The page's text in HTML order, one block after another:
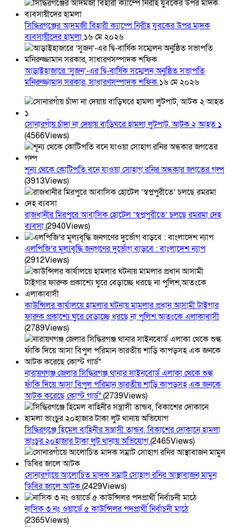
সিদ্ধিরগঞ্জের আদমজী বিহারী ক্যাম্পে নিরীহ যুবকের উপর মাদক
ব্যবসায়ীদের হামলা ১৬ মে ২০২৬
আড়াইহাজারে ‘সুজন’-এর দ্বি-বার্ষিক সম্মেলন অনুষ্ঠিত সভাপতি
মনিরুজ্জামান সরকার, সাধারণসম্পাদক শফিক ১৬ মে ২০২৬
সোনারগাঁয় চাঁদা না দেয়ায় বাড়িঘরে হামলা লুটপাট, আটক ২ আহত ১
(4566Views)
শূন্য থেকে কোটিপতি বনে যাওয়া সোহাগ রনির অন্ধকার জগতের গল্প
(3913Views)
রাজধানীর মিরপুরে আবাসিক হোটেল ‘স্বপ্নপুরীতে’ চলছে রমরমা দেহ
ব্যবসা(2940Views)
এলপিজি’র মূল্যবৃদ্ধি জনগণের দুর্ভোগ বাড়বে : বাংলাদেশ ন্যাপ
(2912Views)
কাউন্সিলর কার্যালয়ে হামলার ঘটনায় মামলার প্রধান আসামী টাইগার
ফারুক প্রকাশ্যে ঘুরে বেড়াচ্ছে ধরছে না পুলিশ,আতংকে এলাকাবাসী
(2789Views)
নারায়ণগঞ্জ জেলার সিদ্ধিরগঞ্জ থানার সাইনবোর্ড এলাকা থেকে শুল্ক
ফাঁকি দিয়ে আসা বিপুল পরিমান ভারতীয় শাড়ি কাপড়সহ এক জনকে
আটক করেছে কোস্ট গার্ড*(2739Views)
সিদ্ধিরগঞ্জে হিমেল বাহিনীর সন্ত্রাসী তান্ডব, বিকাশের দোকানে হামলা
ভাংচুর ২০হাজার টাকা লুট থানায় অভিযোগ(2465Views)
সোনারগাঁয়ে আলোচিত মাদক সম্রাট সোহাগ রনির আস্থাবাজন মামুন
ডিবির জালে আটক(2429Views)
নাসিক ৩ নং ওয়ার্ডে ৫ কাউন্সিলর পদপ্রার্থী নির্বাচনী মাঠে
(2365Views)